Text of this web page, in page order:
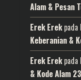
Alam & Pesan
Erek Erekpada
Keberanian &
Erek Erekpada
& Kode Alam